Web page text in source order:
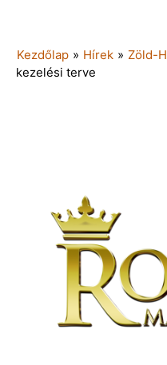
Kezdőlap » Hírek » Zöld-
kezelési terve